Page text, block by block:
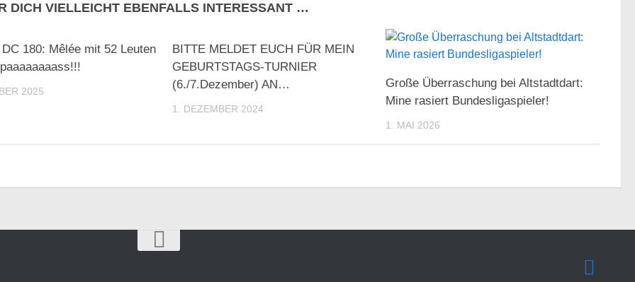
DICH VIELLEICHT EBENFALLS INTERESSANT …
180: Mêlée mit 52 Leuten
2025
BITTE MELDET EUCH FÜR MEIN
GEBURTSTAGS-TURNIER
(6./7.Dezember) AN…
1. DEZEMBER 2024
Große Überraschung bei Altstadtdart:
Mine rasiert Bundesligaspieler!
1. MAI 2026